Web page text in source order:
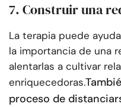
7. Construir una
La terapia puede
la importancia de una
alentarlas a cultivar
enriquecedoras.
proceso de